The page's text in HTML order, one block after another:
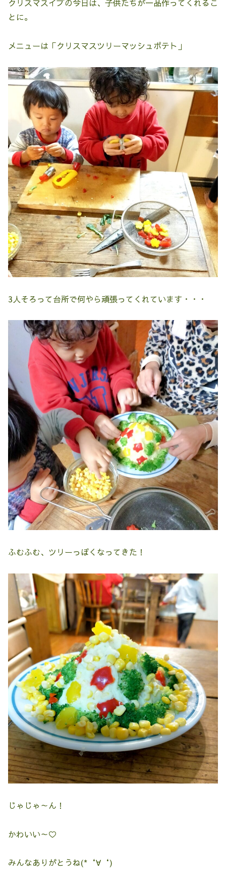
クリスマスイブの今日は、子供たちが一品作ってくれるこ
とに。
メニューは「クリスマスツリーマッシュポテト」
3人そろって台所で何やら頑張ってくれています・・・
ふむふむ、ツリーっぽくなってきた！
じゃじゃ～ん！
かわいい～♡
みんなありがとうね(*‘∀‘)